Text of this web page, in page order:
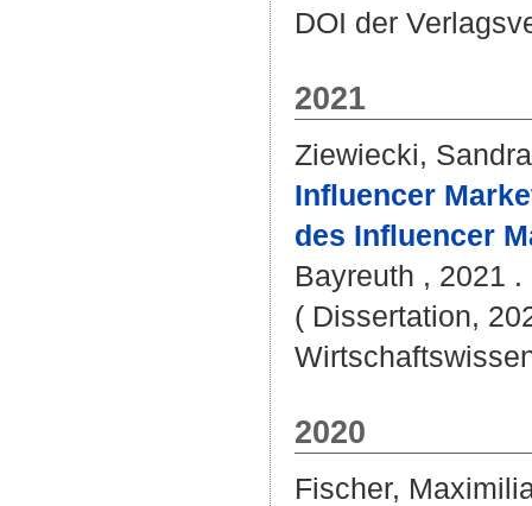
DOI der
2021
Ziewiecki, Sandra
Influencer
des Influencer
Bayreuth , 2021 .
( Dissertation,
2020
Fischer,